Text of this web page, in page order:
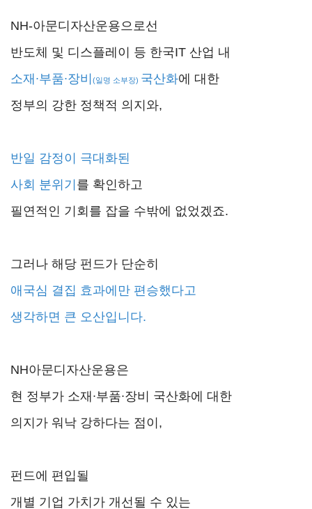
NH-아문디자산운용으로선
반도체 및 디스플레이 등 한국IT 산업 내
소재∙부품∙장비
(일명 소부장) 국산화에 대한
정부의 강한 정책적 의지와,
반일 감정이 극대화된
사회 분위기 를 확인하고
필연적인 기회를 잡을 수밖에 없었겠죠.
그러나 해당 펀드가 단순히
애국심 결집 효과에만 편승했다고
생각하면 큰 오산입니다.
NH아문디자산운용은
현 정부가 소재∙부품∙장비 국산화에 대한
의지가 워낙 강하다는 점이,
펀드에 편입될
개별 기업 가치가 개선될 수 있는